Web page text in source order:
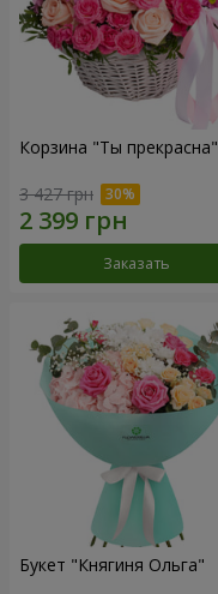
Корзина "Ты прекрасна"
3 427 грн
Заказать
Букет "Княгиня Ольга"